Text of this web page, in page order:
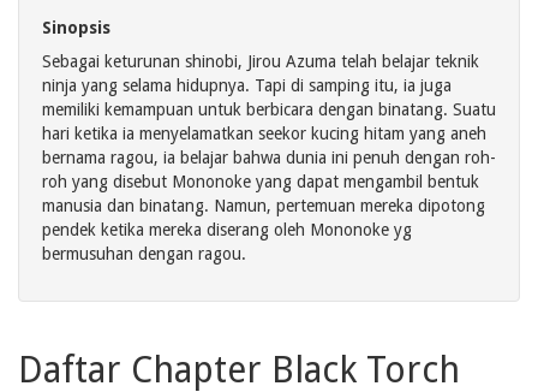
Sinopsis
Sebagai keturunan shinobi, Jirou Azuma telah belajar teknik
ninja yang selama hidupnya. Tapi di samping itu, ia juga
memiliki kemampuan untuk berbicara dengan binatang. Suatu
hari ketika ia menyelamatkan seekor kucing hitam yang aneh
bernama ragou, ia belajar bahwa dunia ini penuh dengan roh-
roh yang disebut Mononoke yang dapat mengambil bentuk
manusia dan binatang. Namun, pertemuan mereka dipotong
pendek ketika mereka diserang oleh Mononoke yg
bermusuhan dengan ragou.
Daftar Chapter Black Torch